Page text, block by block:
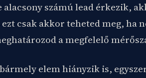
alacsony számú lead érkezik,
csak akkor teheted meg, ha
a megfelelő
elem hiányzik is,